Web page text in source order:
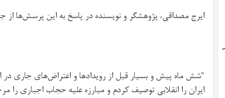
ایرج مصداقی، پژوهشگر و نویسنده در پاسخ به این پرسش‌ها
"شش ماه پیش و بسیار قبل از رویدادها و اعتراض‌های جاری در
ایران را انقلابی توصیف کردم و مبارزه علیه حجاب اجباری